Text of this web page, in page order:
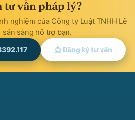
tư vấn pháp lý?
nghiệm của Công ty Luật TNHH Lê
sẵn sàng hỗ trợ bạn.
📩 Đăng ký tư vấn